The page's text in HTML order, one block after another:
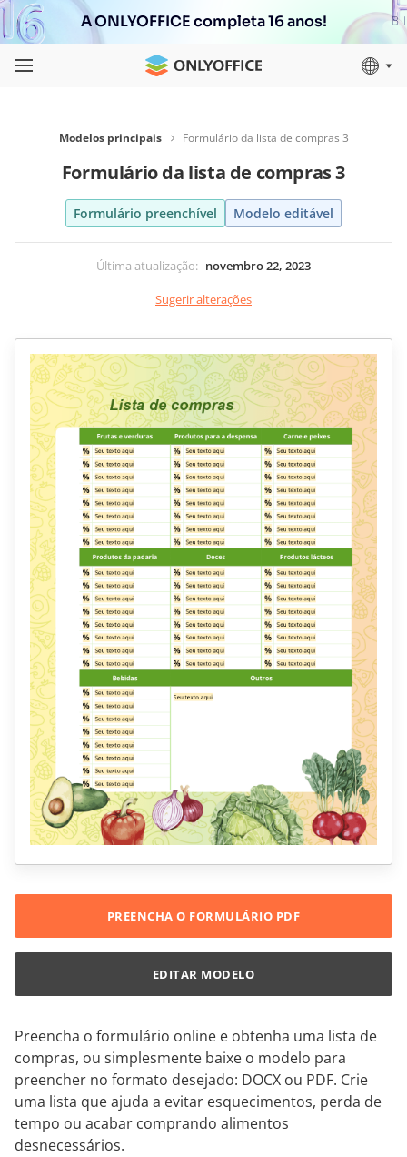
A ONLYOFFICE completa 16 anos!
Modelos principais Formulário da lista de compras 3
Formulário da lista de compras 3
Formulário preenchível Modelo editável
Última atualização: novembro 22, 2023
Sugerir alterações
Preencha o formulário online e obtenha uma lista de
compras, ou simplesmente baixe o modelo para
preencher no formato desejado: DOCX ou PDF. Crie
uma lista que ajuda a evitar esquecimentos, perda de
tempo ou acabar comprando alimentos
desnecessários.
PREENCHA O FORMULÁRIO PDF
EDITAR MODELO